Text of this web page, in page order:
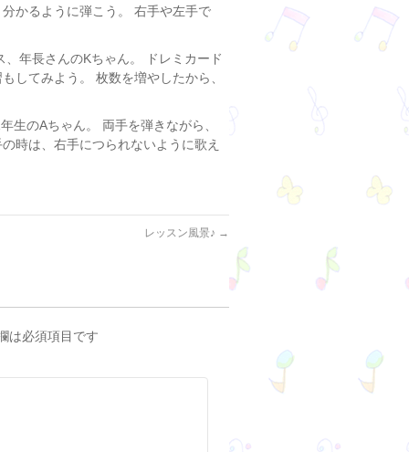
かるように弾こう。 右手や左手で
年長さんのKちゃん。 ドレミカード
してみよう。 枚数を増やしたから、
生のAちゃん。 両手を弾きながら、
時は、右手につられないように歌え
レッスン風景♪ →
は必須項目です